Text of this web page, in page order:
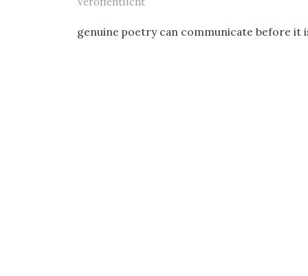
genuine poetry can communicate before it